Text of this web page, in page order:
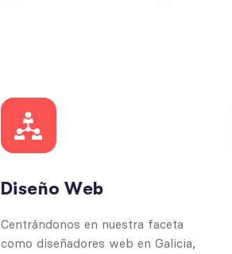
Diseño Web
Centrándonos en nuestra faceta
como diseñadores web en Galicia,